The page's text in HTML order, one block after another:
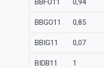
BBFO11 0,94
BBGO11 0,85
BBIG11 0,07
BIDB11 1